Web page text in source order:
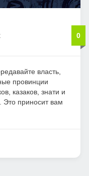
0
власть,
провинции
казаков, знати и
Это приносит вам